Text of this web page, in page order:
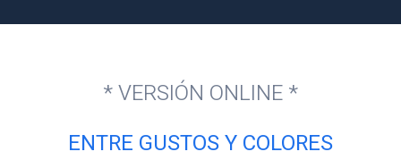
* VERSIÓN ONLINE *
ENTRE GUSTOS Y COLORES